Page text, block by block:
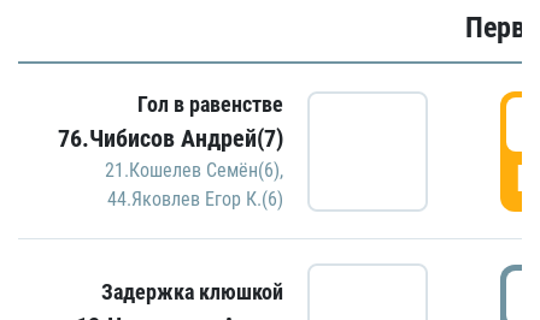
Гол в равенстве
76.Чибисов Андрей(7)
21.Кошелев Семён(6),
44.Яковлев Егор К.(6)
Задержка клюшкой